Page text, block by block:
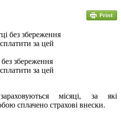
збереження
за цей
місяці, за які
сплачено страхові внески.